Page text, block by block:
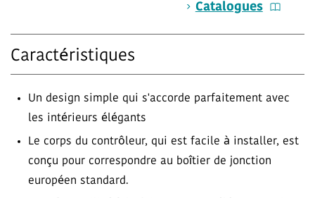
Catalogues
Caractéristiques
Un design simple qui s'accorde parfaitement avec
les intérieurs élégants
Le corps du contrôleur, qui est facile à installer, est
conçu pour correspondre au boîtier de jonction
européen standard.